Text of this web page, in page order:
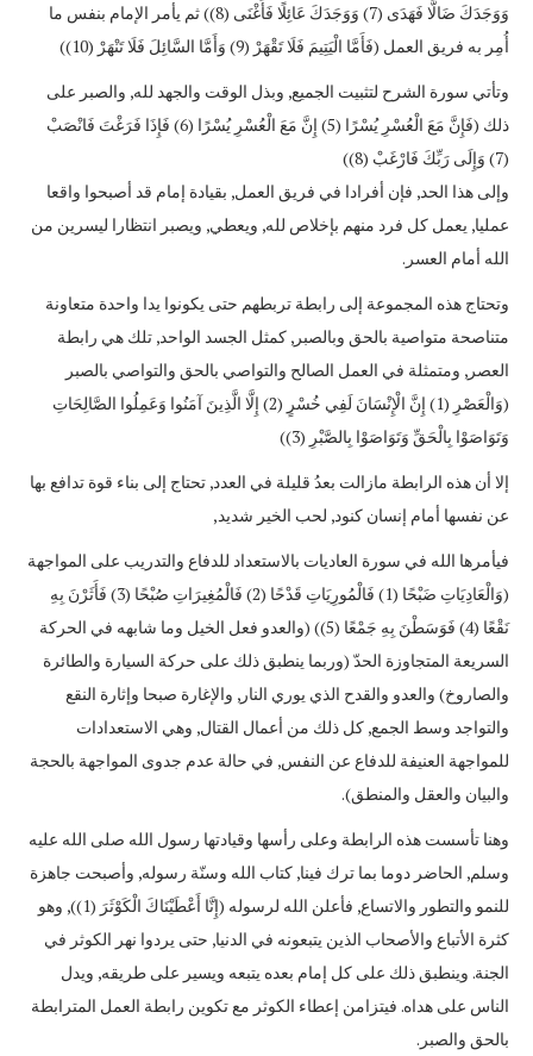
وَوَجَدَكَ ضَالًّا فَهَدَى (7) وَوَجَدَكَ عَائِلًا فَأَغْنَى (8)) ثم يأمر الإمام بنفس ما
أُمِر به فريق العمل (فَأَمَّا الْيَتِيمَ فَلَا تَقْهَرْ (9) وَأَمَّا السَّائِلَ فَلَا تَنْهَرْ (10))
وتأتي سورة الشرح لتثبيت الجميع, وبذل الوقت والجهد لله, والصبر على
ذلك (فَإِنَّ مَعَ الْعُسْرِ يُسْرًا (5) إِنَّ مَعَ الْعُسْرِ يُسْرًا (6) فَإِذَا فَرَغْتَ فَانْصَبْ
(7) وَإِلَى رَبِّكَ فَارْغَبْ (8))
وإلى هذا الحد, فإن أفرادا في فريق العمل, بقيادة إمام قد أصبحوا واقعا
عمليا, يعمل كل فرد منهم بإخلاص لله, ويعطي, ويصبر انتظارا ليسرين من
الله أمام العسر.
وتحتاج هذه المجموعة إلى رابطة تربطهم حتى يكونوا يدا واحدة متعاونة
متناصحة متواصية بالحق وبالصبر, كمثل الجسد الواحد, تلك هي رابطة
العصر, ومتمثلة في العمل الصالح والتواصي بالحق والتواصي بالصبر
(وَالْعَصْرِ (1) إِنَّ الْإِنْسَانَ لَفِي خُسْرٍ (2) إِلَّا الَّذِينَ آمَنُوا وَعَمِلُوا الصَّالِحَاتِ
وَتَوَاصَوْا بِالْحَقِّ وَتَوَاصَوْا بِالصَّبْرِ (3))
إلا أن هذه الرابطة مازالت بعدُ قليلة في العدد, تحتاج إلى بناء قوة تدافع بها
عن نفسها أمام إنسان كنود, لحب الخير شديد,
فيأمرها الله في سورة العاديات بالاستعداد للدفاع والتدريب على المواجهة
(وَالْعَادِيَاتِ ضَبْحًا (1) فَالْمُورِيَاتِ قَدْحًا (2) فَالْمُغِيرَاتِ صُبْحًا (3) فَأَثَرْنَ بِهِ
نَقْعًا (4) فَوَسَطْنَ بِهِ جَمْعًا (5)) (والعدو فعل الخيل وما شابهه في الحركة
السريعة المتجاوزة الحدّ (وربما ينطبق ذلك على حركة السيارة والطائرة
والصاروخ) والعدو والقدح الذي يوري النار, والإغارة صبحا وإثارة النقع
والتواجد وسط الجمع, كل ذلك من أعمال القتال, وهي الاستعدادات
للمواجهة العنيفة للدفاع عن النفس, في حالة عدم جدوى المواجهة بالحجة
والبيان والعقل والمنطق).
وهنا تأسست هذه الرابطة وعلى رأسها وقيادتها رسول الله صلى الله عليه
وسلم, الحاضر دوما بما ترك فينا, كتاب الله وسنّة رسوله, وأصبحت جاهزة
للنمو والتطور والاتساع, فأعلن الله لرسوله (إِنَّا أَعْطَيْنَاكَ الْكَوْثَرَ (1)), وهو
كثرة الأتباع والأصحاب الذين يتبعونه في الدنيا, حتى يردوا نهر الكوثر في
الجنة. وينطبق ذلك على كل إمام بعده يتبعه ويسير على طريقه, ويدل
الناس على هداه. فيتزامن إعطاء الكوثر مع تكوين رابطة العمل المترابطة
بالحق والصبر.